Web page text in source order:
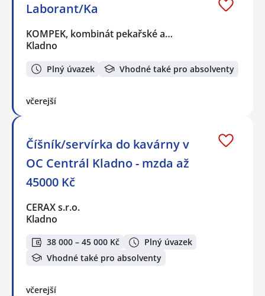
Laborant/Ka
KOMPEK, kombinát pekařské a…
Kladno
Plný úvazek Vhodné také pro absolventy
včerejší
Číšník/servírka do kavárny v
OC Centrál Kladno - mzda až
45000 Kč
CERAX s.r.o.
Kladno
38 000 – 45 000 Kč
Plný úvazek
Vhodné také pro absolventy
včerejší